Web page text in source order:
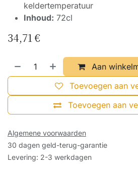
keldertemperatuur
Inhoud: 72cl
34,71€
Aan
Toevoegen aan
Toevoegen aan
Algemene voorwaarden
30 dagen geld-terug-garantie
Levering: 2-3 werkdagen